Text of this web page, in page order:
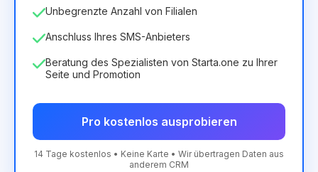
Unbegrenzte Anzahl von Filialen
Anschluss Ihres SMS-Anbieters
Beratung des Spezialisten von Starta.one zu Ihrer
Seite und Promotion
Pro kostenlos ausprobieren
14 Tage kostenlos • Keine Karte • Wir übertragen Daten aus
anderem CRM